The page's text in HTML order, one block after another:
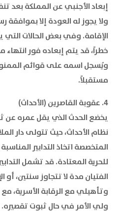
إبعاد الأجنبي عن المملكة بعد
ولا يجوز له العودة إلا
الإقامة. وفي بعض الحالات التي
خطراً، قد يتم إبعاده فور
ويُسجل اسمه على قوائم
مستقبلاً.
4. عقوبة القاصرين (الأحداث)
يخضع الحدث الذي يقل عمره عن
نظام الأحداث، حيث تتولى دار
المتخصصة اتخاذ التدابير
للحرية المعتادة. قد تشمل
الفتيان مدة لا تتجاوز سنتين، أو
وتأهيلي مع الرقابة الأسرية،
ولي الأمر في حال ثبوت